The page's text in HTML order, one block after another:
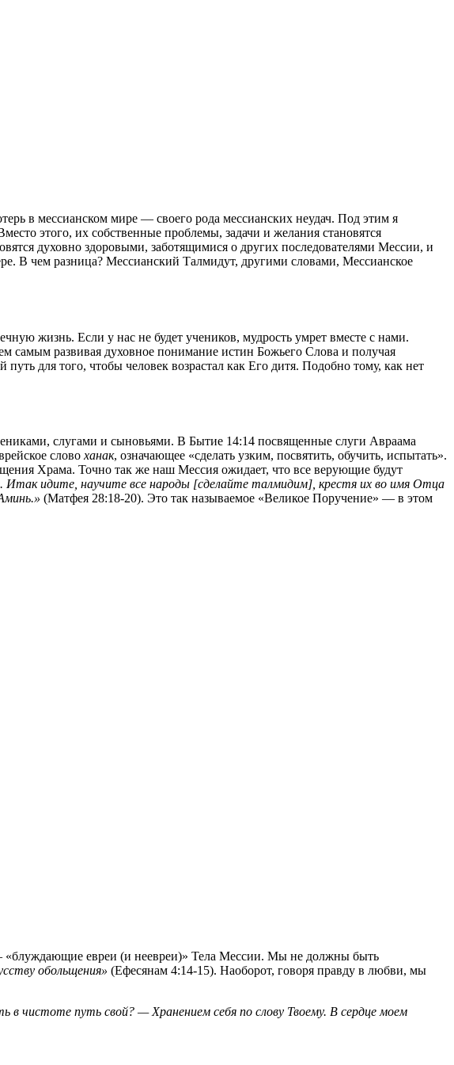
в мессианском мире — своего рода мессианских неудач. Под этим я
этого, их собственные проблемы, задачи и желания становятся
духовно здоровыми, заботящимися о других последователями Мессии, и
В чем разница? Мессианский Талмидут, другими словами, Мессианское
жизнь. Если у нас не будет учеников, мудрость умрет вместе с нами.
самым развивая духовное понимание истин Божьего Слова и получая
для того, чтобы человек возрастал как Его дитя. Подобно тому, как нет
слугами и сыновьями. В Бытие 14:14 посвященные слуги Авраама
слово ханак, означающее «сделать узким, посвятить, обучить, испытать».
Храма. Точно так же наш Мессия ожидает, что все верующие будут
Итак идите, научите все народы [сделайте талмидим], крестя их во имя Отца
(Матфея 28:18-20). Это так называемое «Великое Поручение» — в этом
«блуждающие евреи (и неевреи)» Тела Мессии. Мы не должны быть
обольщения» (Ефесянам 4:14-15). Наоборот, говоря правду в любви, мы
в чистоте путь свой? — Хранением себя по слову Твоему. В сердце моем